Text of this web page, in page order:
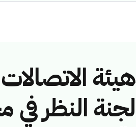
هيئة
لجنة النظر في